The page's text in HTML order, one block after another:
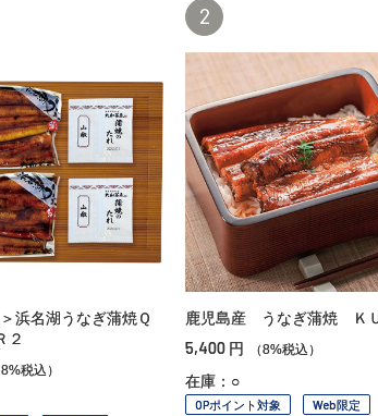
浜名湖うなぎ蒲焼Ｑ
２
8%税込）
2
鹿児島産 うなぎ蒲焼 Ｋ
5,400 円 （8%税込）
在庫：○
OPポイント対象
Web限定